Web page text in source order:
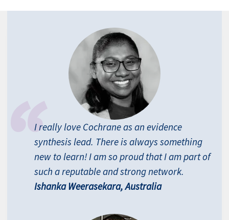
I really love Cochrane as an evidence
synthesis lead. There is always something
new to learn! I am so proud that I am part of
such a reputable and strong network.
Ishanka Weerasekara, Australia